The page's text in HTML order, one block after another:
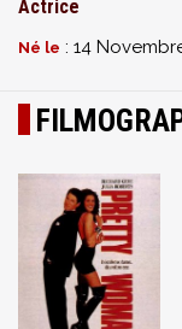
Actrice
Né le : 14